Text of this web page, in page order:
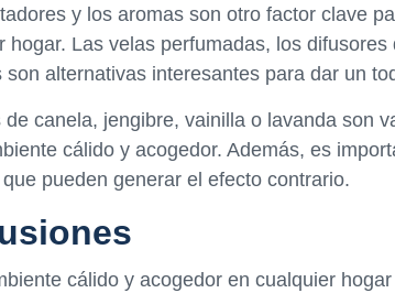
y los aromas son otro factor clave
hogar. Las velas perfumadas, los
son alternativas interesantes para dar un
de canela, jengibre, vainilla o lavanda son
cálido y acogedor. Además, es
pueden generar el efecto contrario.
cálido y acogedor en cualquier